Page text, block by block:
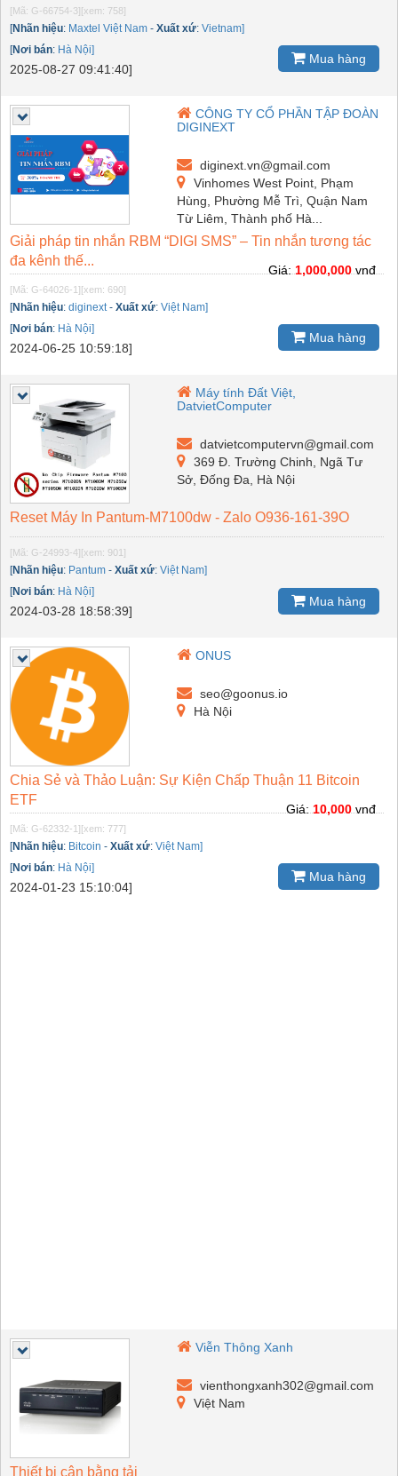
[Mã: G-66754-3] [xem: 758]
[Nhãn hiệu: Maxtel Việt Nam - Xuất xứ: Vietnam]
[Nơi bán: Hà Nội]
2025-08-27 09:41:40]
Mua hàng
CÔNG TY CỔ PHẦN TẬP ĐOÀN
DIGINEXT
diginext.vn@gmail.com
Vinhomes West Point, Phạm
Hùng, Phường Mễ Trì, Quận Nam
Từ Liêm, Thành phố Hà...
Giải pháp tin nhắn RBM “DIGI SMS” – Tin nhắn tương tác
đa kênh thế...
[Mã: G-64026-1] [xem: 690]
[Nhãn hiệu: diginext- Xuất xứ: Việt Nam]
[Nơi bán: Hà Nội]
2024-06-25 10:59:18]
Giá:1,000,000vnđ
Mua hàng
Máy tính Đất Việt,
DatvietComputer
datvietcomputervn@gmail.com
369 Đ. Trường Chinh, Ngã Tư
Sở, Đống Đa, Hà Nội
Reset Máy In Pantum-M7100dw - Zalo O936-161-39O
[Mã: G-24993-4] [xem: 901]
[Nhãn hiệu: Pantum - Xuất xứ: Việt Nam]
[Nơi bán: Hà Nội]
2024-03-28 18:58:39]
Mua hàng
ONUS
seo@goonus.io
Hà Nội
Chia Sẻ và Thảo Luận: Sự Kiện Chấp Thuận 11 Bitcoin
ETF
[Mã: G-62332-1] [xem: 777]
[Nhãn hiệu: Bitcoin - Xuất xứ: Việt Nam]
[Nơi bán: Hà Nội]
2024-01-23 15:10:04]
Giá:10,000vnđ
Mua hàng
Viễn Thông Xanh
vienthongxanh302@gmail.com
Việt Nam
Thiết bị cân bằng tải